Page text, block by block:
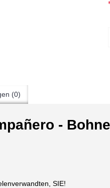
(0)
-
SIE!